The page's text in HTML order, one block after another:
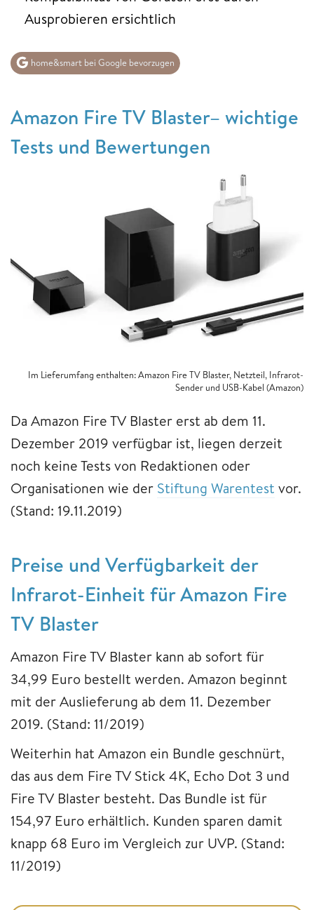
Ausprobieren ersichtlich
home&smart bei Google bevorzugen
Amazon Fire TV Blaster– wichtige
Tests und Bewertungen
Im Lieferumfang enthalten: Amazon Fire TV Blaster, Netzteil, Infrarot-
Sender und USB-Kabel (Amazon)
Da Amazon Fire TV Blaster erst ab dem 11.
Dezember 2019 verfügbar ist, liegen derzeit
noch keine Tests von Redaktionen oder
Organisationen wie der Stiftung Warentest vor.
(Stand: 19.11.2019)
Preise und Verfügbarkeit der
Infrarot-Einheit für Amazon Fire
TV Blaster
Amazon Fire TV Blaster kann ab sofort für
34,99 Euro bestellt werden. Amazon beginnt
mit der Auslieferung ab dem 11. Dezember
2019. (Stand: 11/2019)
Weiterhin hat Amazon ein Bundle geschnürt,
das aus dem Fire TV Stick 4K, Echo Dot 3 und
Fire TV Blaster besteht. Das Bundle ist für
154,97 Euro erhältlich. Kunden sparen damit
knapp 68 Euro im Vergleich zur UVP. (Stand:
11/2019)